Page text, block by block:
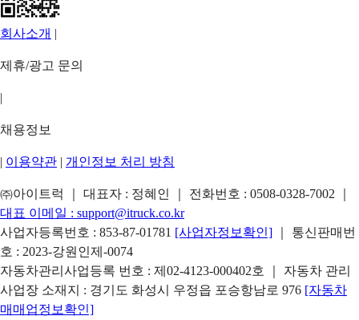
회사소개 |
제휴/광고 문의
|
채용정보
| 이용약관 | 개인정보 처리 방침
㈜아이트럭 ｜ 대표자 : 정혜인 ｜ 전화번호 : 0508-0328-7002
대표 이메일 : support@itruck.co.kr
사업자등록번호 : 853-87-01781 [사업자정보확인]
｜ 통신판매번
호 : 2023-강원인제-0074
자동차관리사업등록 번호 : 제02-4123-000402호 ｜ 자동차 관리
사업장 소재지 : 경기도 화성시 우정읍 포승항남로 976 [자동차
매매업정보확인]